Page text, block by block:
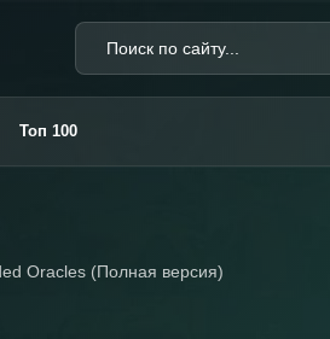
Топ 100
Oracles (Полная версия)